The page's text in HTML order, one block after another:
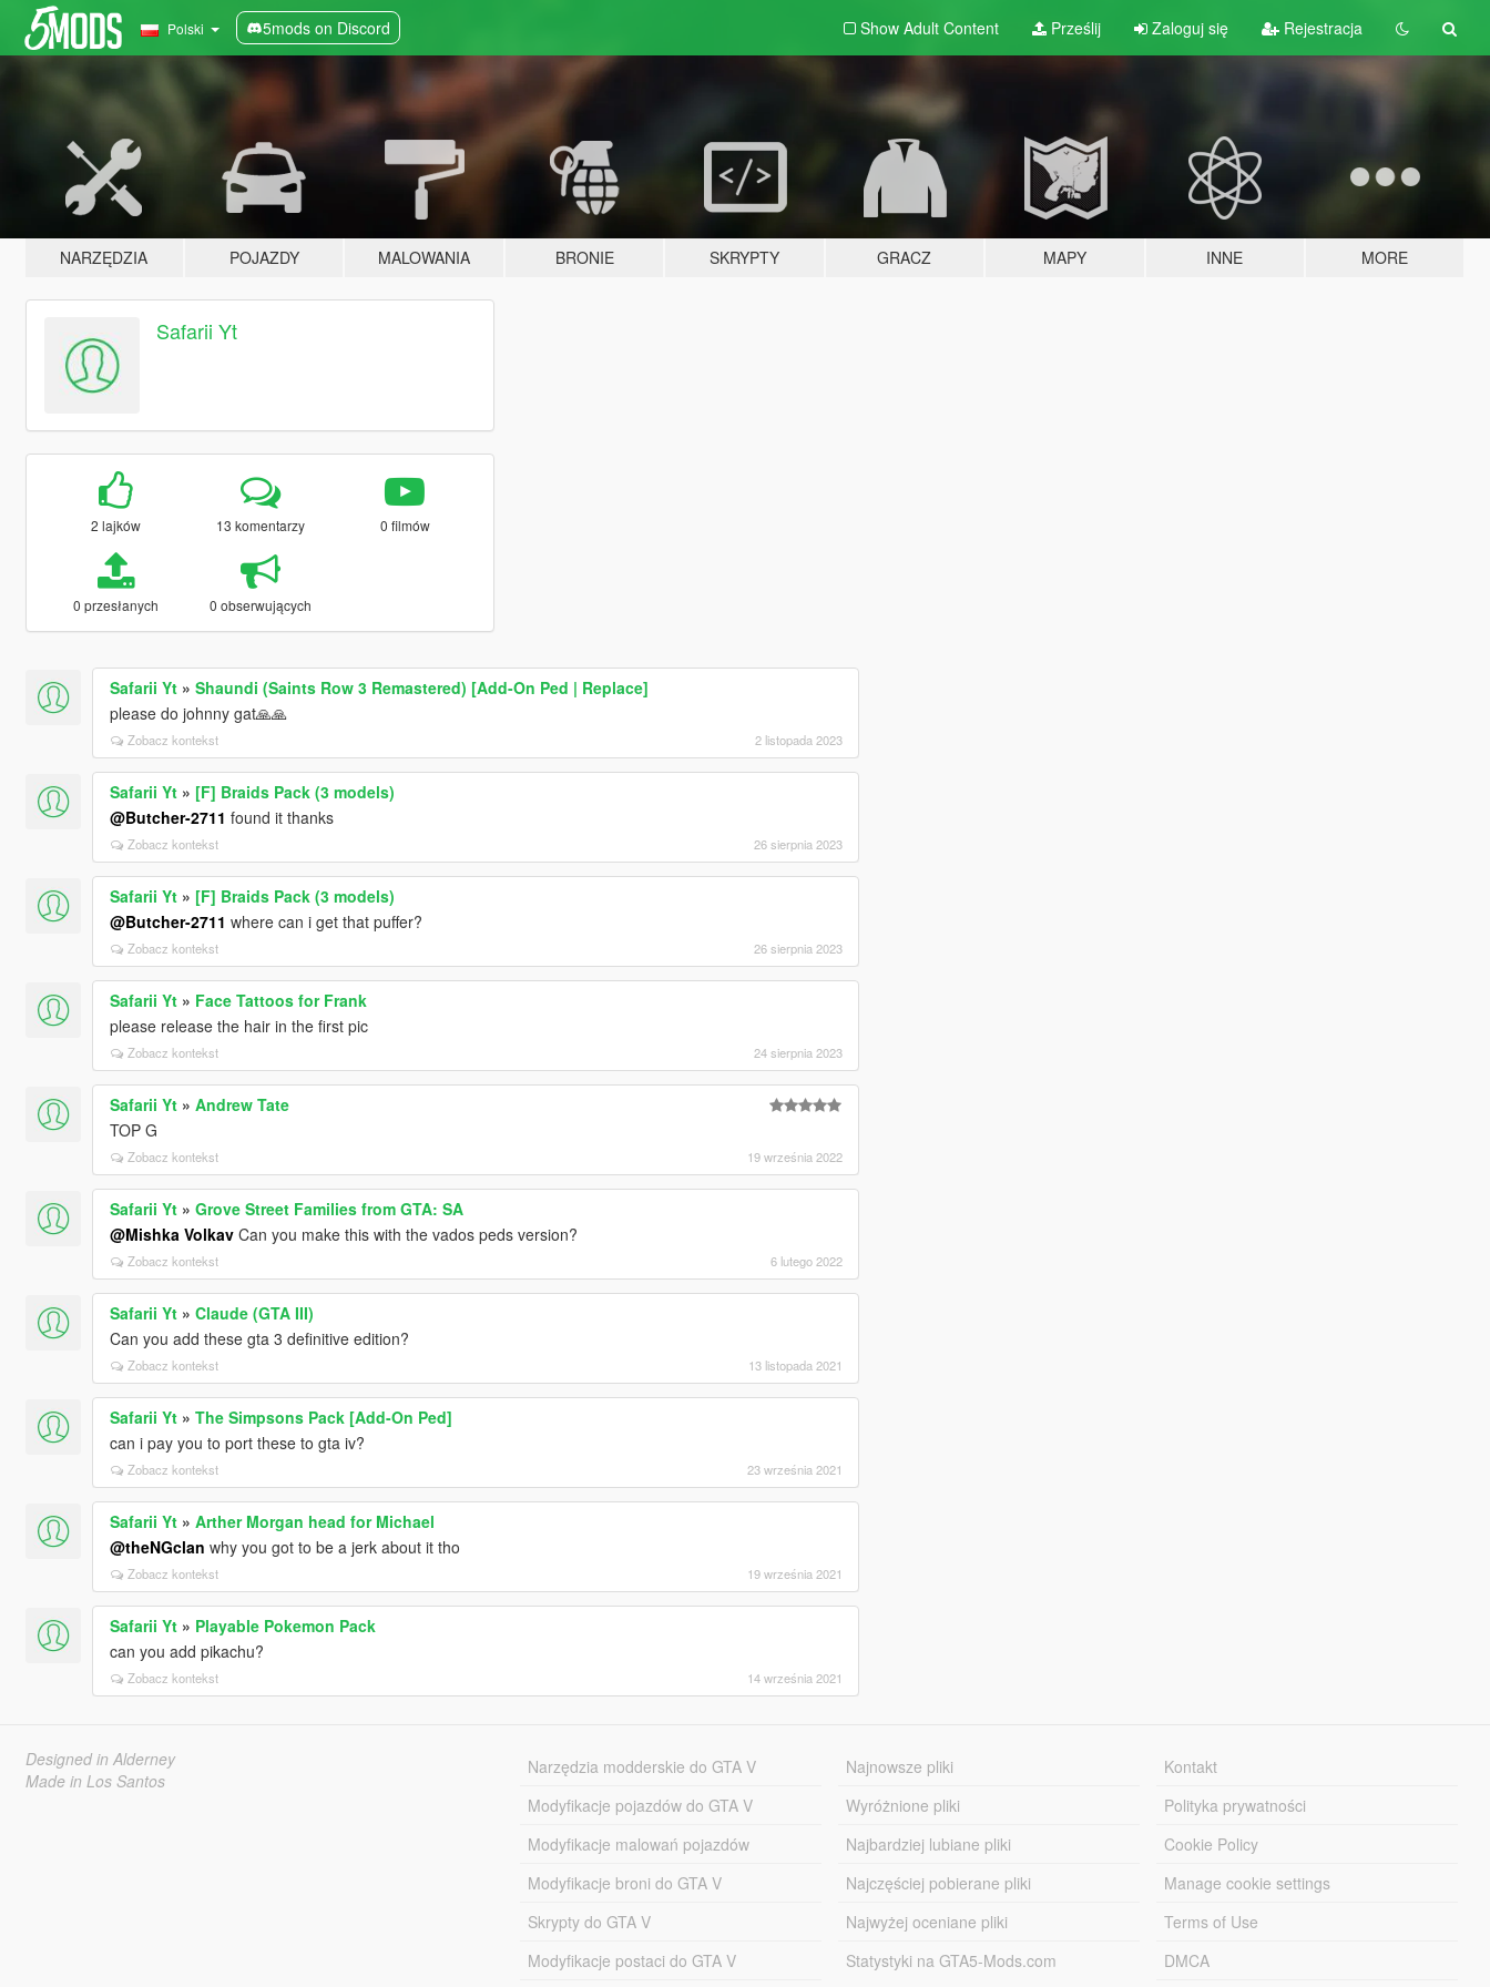
Polski 5mods on Discord Show Adult Content Prześlij Zaloguj się Rejestracja
NARZĘDZIA POJAZDY MALOWANIA BRONIE SKRYPTY GRACZ MAPY INNE MORE
Safarii Yt
2 lajków 13 komentarzy 0 filmów
0 przesłanych 0 obserwujących
Safarii Yt» Shaundi (Saints Row 3 Remastered) [Add-On Ped | Replace]
please do johnny gat🙏🙏
Zobacz kontekst 2 listopada 2023
Safarii Yt» [F] Braids Pack (3 models)
@Butcher-2711 found it thanks
Zobacz kontekst 26 sierpnia 2023
Safarii Yt» [F] Braids Pack (3 models)
@Butcher-2711 where can i get that puffer?
Zobacz kontekst 26 sierpnia 2023
Safarii Yt» Face Tattoos for Frank
please release the hair in the first pic
Zobacz kontekst 24 sierpnia 2023
Safarii Yt» Andrew Tate
TOP G
Zobacz kontekst 19 września 2022
Safarii Yt» Grove Street Families from GTA: SA
@Mishka VolkavCan you make this with the vados peds version?
Zobacz kontekst 6 lutego 2022
Safarii Yt» Claude (GTA III)
Can you add these gta 3 definitive edition?
Zobacz kontekst 13 listopada 2021
Safarii Yt» The Simpsons Pack [Add-On Ped]
can i pay you to port these to gta iv?
Zobacz kontekst 23 września 2021
Safarii Yt» Arther Morgan head for Michael
@theNGclan why you got to be a jerk about it tho
Zobacz kontekst 19 września 2021
Safarii Yt» Playable Pokemon Pack
can you add pikachu?
Zobacz kontekst 14 września 2021
Designed in Alderney
Made in Los Santos
Narzędzia modderskie do GTA V
Modyfikacje pojazdów do GTA V
Modyfikacje malowań pojazdów
Modyfikacje broni do GTA V
Skrypty do GTA V
Modyfikacje postaci do GTA V
Najnowsze pliki
Wyróżnione pliki
Najbardziej lubiane pliki
Najczęściej pobierane pliki
Najwyżej oceniane pliki
Statystyki na GTA5-Mods.com
Kontakt
Polityka prywatności
Cookie Policy
Manage cookie settings
Terms of Use
DMCA